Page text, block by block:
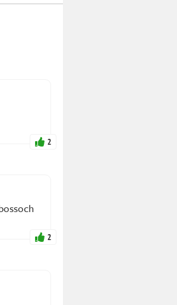
2
2